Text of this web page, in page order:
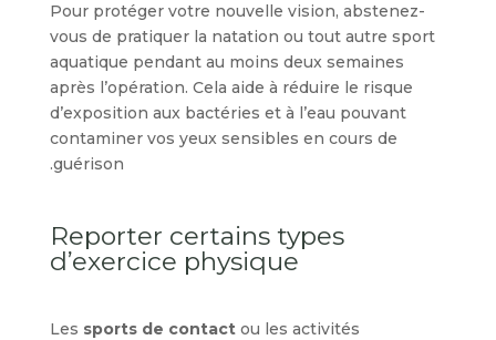
Pour protéger votre nouvelle vision, abstenez-
vous de pratiquer la natation ou tout autre sport
aquatique pendant au moins deux semaines
après l’opération. Cela aide à réduire le risque
d’exposition aux bactéries et à l’eau pouvant
contaminer vos yeux sensibles en cours de
guérison.
Reporter certains types
d’exercice physique
Les sports de contactou les activités